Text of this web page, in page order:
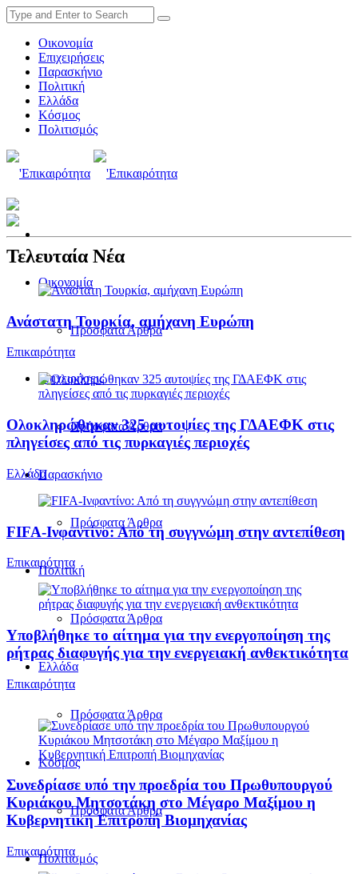
Οικονομία
Επιχειρήσεις
Παρασκήνιο
Πολιτική
Ελλάδα
Κόσμος
Πολιτισμός
Οικονομία
Πρόσφατα Άρθρα
Επιχειρήσεις
Πρόσφατα Άρθρα
Παρασκήνιο
Πρόσφατα Άρθρα
Πολιτική
Πρόσφατα Άρθρα
Ελλάδα
Πρόσφατα Άρθρα
Κόσμος
Πρόσφατα Άρθρα
Πολιτισμός
Τελευταία Νέα
Ανάστατη Τουρκία, αμήχανη Ευρώπη
Επικαιρότητα
Ολοκληρώθηκαν 325 αυτοψίες της ΓΔΑΕΦΚ στις
πληγείσες από τις πυρκαγιές περιοχές
Ελλάδα
FIFA-Ινφαντίνο: Από τη συγγνώμη στην αντεπίθεση
Επικαιρότητα
Υποβλήθηκε το αίτημα για την ενεργοποίηση της
ρήτρας διαφυγής για την ενεργειακή ανθεκτικότητα
Επικαιρότητα
Συνεδρίασε υπό την προεδρία του Πρωθυπουργού
Κυριάκου Μητσοτάκη στο Μέγαρο Μαξίμου η
Κυβερνητική Επιτροπή Βιομηχανίας
Επικαιρότητα